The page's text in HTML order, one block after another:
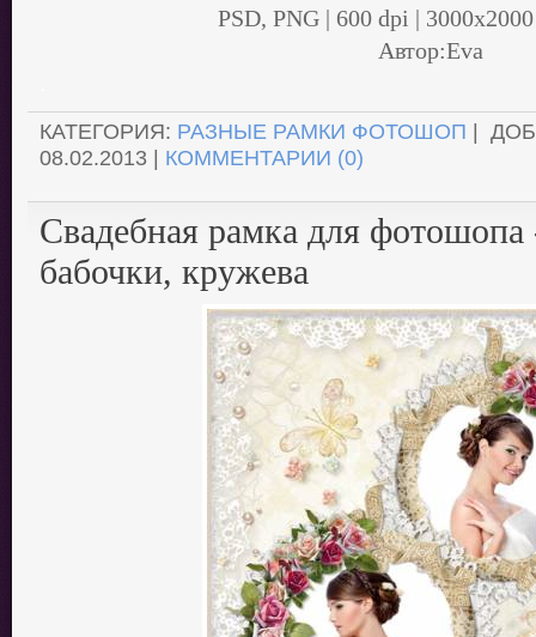
PSD, PNG | 600 dpi |
Автор:Eva
КАТЕГОРИЯ: РАЗНЫЕ РАМКИ ФОТОШОП |
08.02.2013 | КОММЕНТАРИИ (0)
Свадебная рамка для
бабочки, кружева